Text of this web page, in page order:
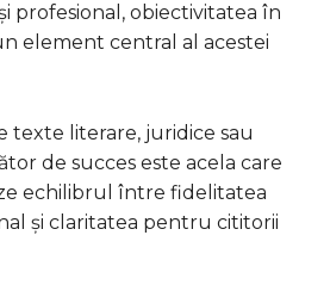
profesional, obiectivitatea în
element central al acestei
texte literare, juridice sau
de succes este acela care
echilibrul între fidelitatea
și claritatea pentru cititorii